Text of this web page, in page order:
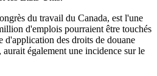
du travail du Canada, est l'une
d'emplois pourraient être touchés
d'application des droits de douane
également une incidence sur le